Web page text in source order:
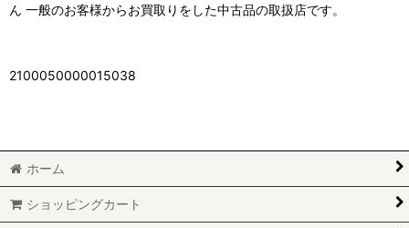
ん 一般のお客様からお買取りをした中古品の取扱店です。
2100050000015038
ホーム
ショッピングカート